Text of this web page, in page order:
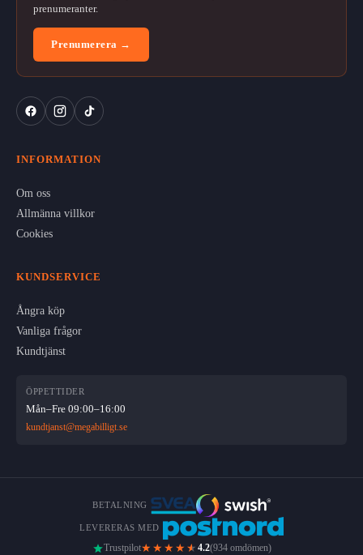
prenumeranter.
Prenumerera →
INFORMATION
Om oss
Allmänna villkor
Cookies
KUNDSERVICE
Ångra köp
Vanliga frågor
Kundtjänst
ÖPPETTIDER
Mån–Fre 09:00–16:00
kundtjanst@megabilligt.se
BETALNING
LEVERERAS MED
Trustpilot★★★★ ★ 4.2(934 omdömen)